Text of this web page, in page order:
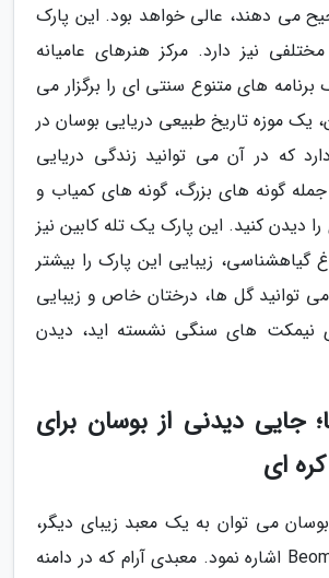
می دهند، عالی خواهد بود. این پارک
نیز دارد. مرکز هنرهای عامیانه
برنامه های متنوع سنتی ای را برگزار می
یک موزه تاریخ طبیعی دریایی بوسان در
که در آن می توانید زندگی دریایی
گونه های بزرگ، گونه های کمیاب و
را دیدن کنید. این پارک یک تله کابین نیز
گیاهشناسی، زیبایی این پارک را بیشتر
توانید گل ها، درختان خاص و زیبایی
نیمکت های سنگی نشسته اید، دیدن
جایی دیدنی از بوسان برای
ای
می توان به یک معبد زیبای دیگر،
به نام معبد Beomeosa اشاره نمود. معبدی آرام که در دامنه